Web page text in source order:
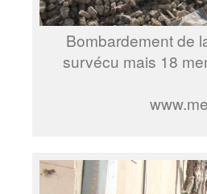
Bombardement de
survécu mais 18